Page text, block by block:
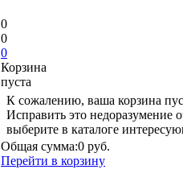
0
0
0
Корзина
пуста
К сожалению, ваша корзина
Исправить это недоразумение
выберите в каталоге
Общая сумма:0 руб.
Перейти в корзину